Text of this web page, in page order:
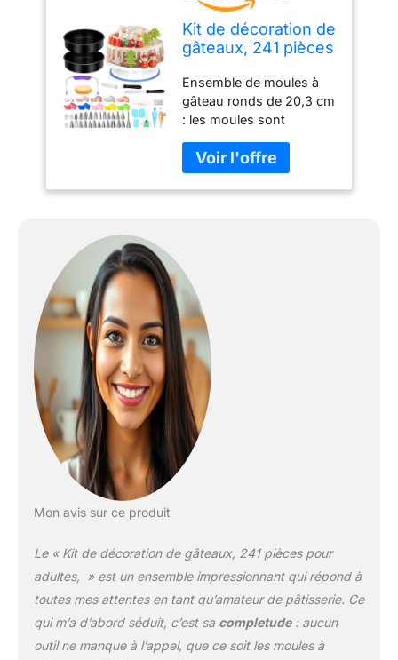
Kit de décoration de
gâteaux, 241 pièces
moules à gâteau de
20,3 cm, niveleur à
gâteau, plateau
tournant à gâteau,
embouts de
passepoil
numérotés,
Ensemble de moules à
gâteau ronds de 20,3 cm
: les moules sont
carbone lourd pour une
conduction thermique
supérieure et une
Comprend du papier
sulfurisé de 60 points,
fabriqué à partir de pâte
de bois naturelle, passe
au four jusqu'à 232,2 °C.
Non toxique et sans BPA.
Sans danger pour les
aliments. Ensemble de
pâtisserie polyvalent :
que vous soyez un
pâtissier débutant ou
Les 24 douilles
de créer facilement une
large gamme de motifs.
Les spatules et le plateau
tournant à gâteau sont
Mon avis sur ce produit
Le « Kit de décoration de gâteaux, 241 pièces pour
adultes, » est un ensemble impressionnant qui répond à
toutes mes attentes en tant qu’amateur de pâtisserie. Ce
qui m’a d’abord séduit, c’est sa completude: aucun
outil ne manque à l’appel, que ce soit les moules à